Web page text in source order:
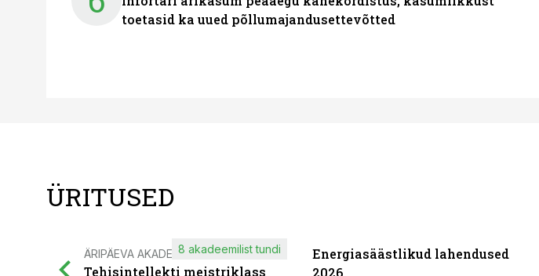
toetasid ka uued põllumajandusettevõtted
ÜRITUSED
ÄRIPÄEVA AKADEEMIA
Tehisintellekti meistriklass
8 akadeemilist tundi
Energiasäästlikud lahendused
2026